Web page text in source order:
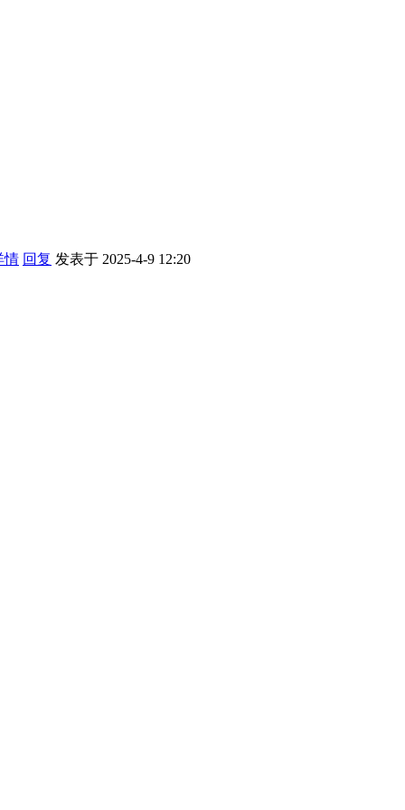
情 回复 发表于 2025-4-9 12:20